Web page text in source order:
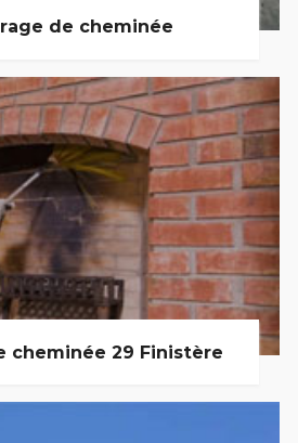
de cheminée
cheminée 29 Finistère